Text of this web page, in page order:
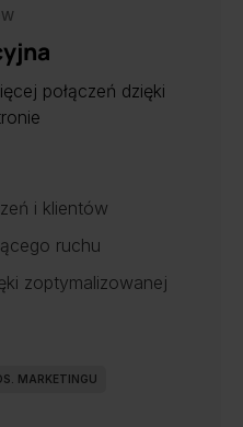
połączeń dzięki
i klientów
ruchu
zoptymalizowanej
MARKETINGU